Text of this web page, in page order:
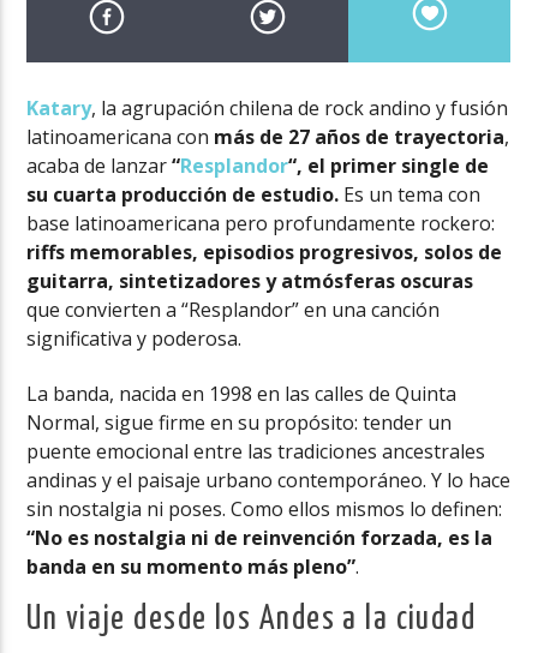
Katary, la agrupación chilena de rock andino y fusión
latinoamericana con más de 27 años de trayectoria,
acaba de lanzar“Resplandor“, el primer single de
su cuarta producción de estudio. Es un tema con
base latinoamericana pero profundamente rockero:
riffs memorables, episodios progresivos, solos de
guitarra, sintetizadores y atmósferas oscuras
que convierten a “Resplandor” en una canción
significativa y poderosa.
La banda, nacida en 1998 en las calles de Quinta
Normal, sigue firme en su propósito: tender un
puente emocional entre las tradiciones ancestrales
andinas y el paisaje urbano contemporáneo. Y lo hace
sin nostalgia ni poses. Como ellos mismos lo definen:
“No es nostalgia ni de reinvención forzada, es la
banda en su momento más pleno”.
Un viaje desde los Andes a la ciudad